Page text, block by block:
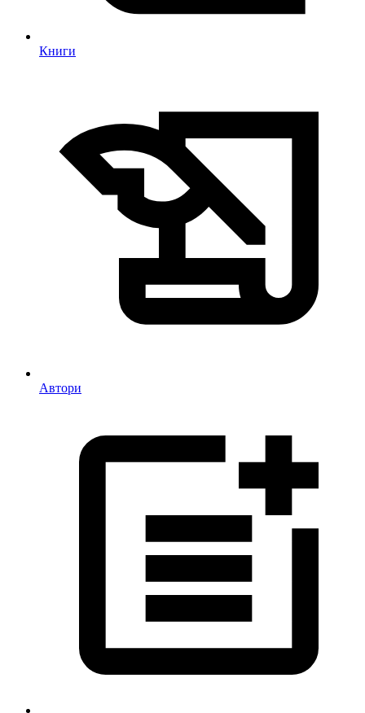
Книги
Автори